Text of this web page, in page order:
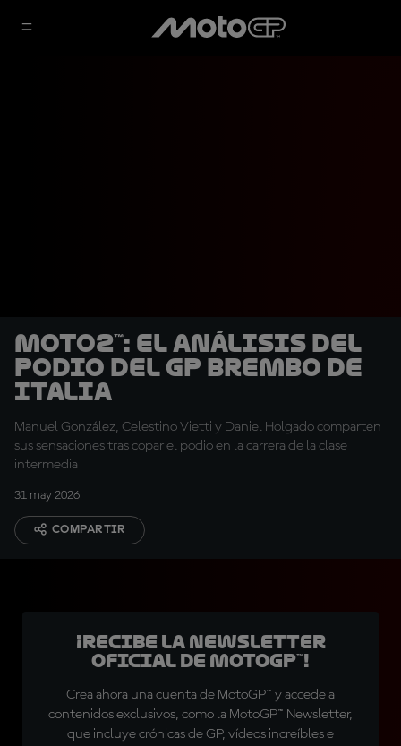
Moto2™: El análisis del
podio del GP Brembo de
Italia
Manuel González, Celestino Vietti y Daniel Holgado comparten
sus sensaciones tras copar el podio en la carrera de la clase
intermedia
31 may 2026
COMPARTIR
¡Recibe la Newsletter
oficial de MotoGP™!
Crea ahora una cuenta de MotoGP™ y accede a
contenidos exclusivos, como la MotoGP™ Newsletter,
que incluye crónicas de GP, vídeos increíbles e